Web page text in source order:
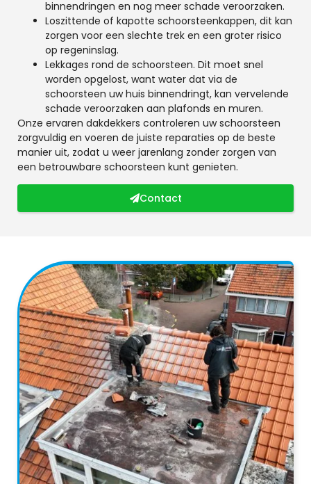
binnendringen en nog meer schade veroorzaken.
Loszittende of kapotte schoorsteenkappen, dit kan
zorgen voor een slechte trek en een groter risico
op regeninslag.
Lekkages rond de schoorsteen. Dit moet snel
worden opgelost, want water dat via de
schoorsteen uw huis binnendringt, kan vervelende
schade veroorzaken aan plafonds en muren.
Onze ervaren dakdekkers controleren uw schoorsteen
zorgvuldig en voeren de juiste reparaties op de beste
manier uit, zodat u weer jarenlang zonder zorgen van
een betrouwbare schoorsteen kunt genieten.
Contact